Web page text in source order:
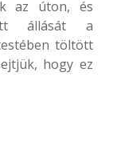
az úton, és
állását a
töltött
hogy ez